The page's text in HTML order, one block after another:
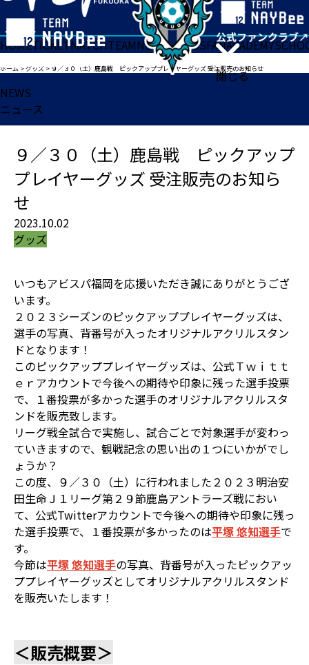
閉じる
HOMETICKETMATCHTEAMNEWSGOODSFANACADEMY
ホーム >グッズ > ９／３０（土）鹿島戦 ピックアッププレイヤーグッズ 受注販売のお知らせ
NEWS
ニュース
９／３０（土）鹿島戦 ピックアップ
プレイヤーグッズ 受注販売のお知ら
せ
2023.10.02
グッズ
いつもアビスパ福岡を応援いただき誠にありがとうござ
います。
２０２３シーズンのピックアッププレイヤーグッズは、
選手の写真、背番号が入ったオリジナルアクリルスタン
ドとなります！
このピックアッププレイヤーグッズは、公式Ｔｗｉｔｔ
ｅｒアカウントで今後への期待や印象に残った選手投票
で、１番投票が多かった選手のオリジナルアクリルスタ
ンドを販売致します。
リーグ戦全試合で実施し、試合ごとで対象選手が変わっ
ていきますので、観戦記念の思い出の１つにいかがでし
ょうか？
この度、９／３０（土）に行われました２０２３明治安
田生命Ｊ１リーグ第２９節鹿島アントラーズ戦におい
て、公式Twitterアカウントで今後への期待や印象に残っ
た選手投票で、１番投票が多かったのは平塚 悠知選手で
す。
今節は平塚 悠知選手の写真、背番号が入ったピックアッ
ププレイヤーグッズとしてオリジナルアクリルスタンド
を販売いたします！
＜販売概要＞